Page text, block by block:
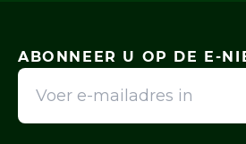
ABONNEER U OP DE E-